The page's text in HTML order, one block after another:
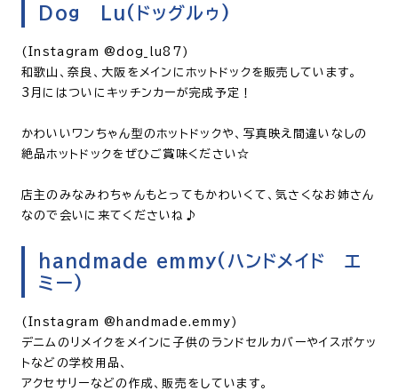
Dog Lu(ドッグルゥ)
(Instagram @dog_lu87)
和歌山、奈良、大阪をメインにホットドックを販売しています。
3月にはついにキッチンカーが完成予定！
かわいいワンちゃん型のホットドックや、写真映え間違いなしの
絶品ホットドックをぜひご賞味ください☆
店主のみなみわちゃんもとってもかわいくて、気さくなお姉さん
なので会いに来てくださいね♪
handmade emmy(ハンドメイド エ
ミー)
(Instagram @handmade.emmy)
デニムのリメイクをメインに子供のランドセルカバーやイスポケッ
トなどの学校用品、
アクセサリーなどの作成、販売をしています。